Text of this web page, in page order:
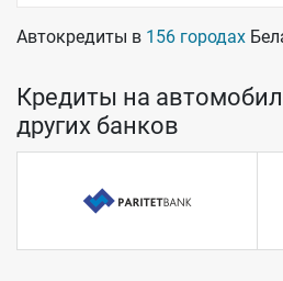
Автокредиты в 156 городах
Кредиты на
других банков